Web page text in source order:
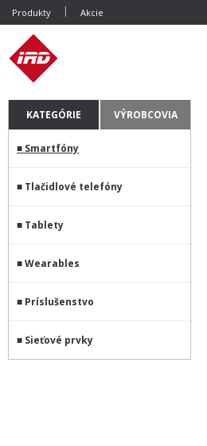
Produkty Akcie
KATEGÓRIE VÝROBCOVIA
Smartfóny
Tlačidlové telefóny
Tablety
Wearables
Príslušenstvo
Sieťové prvky